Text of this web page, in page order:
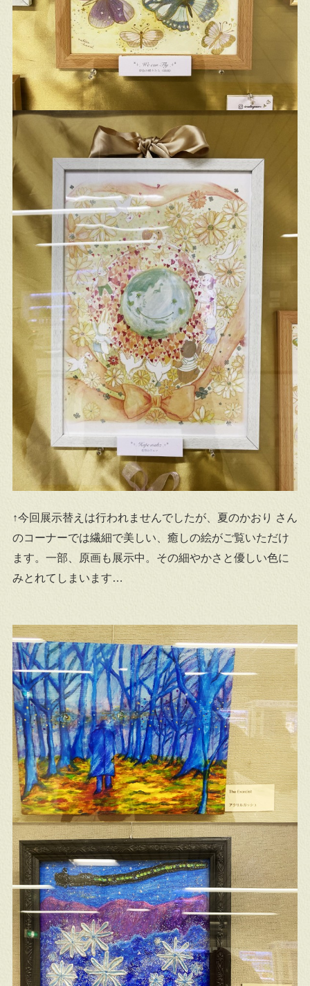
↑今回展示替えは行われませんでしたが、夏のかおり さん
のコーナーでは繊細で美しい、癒しの絵がご覧いただけ
ます。一部、原画も展示中。その細やかさと優しい色に
みとれてしまいます…